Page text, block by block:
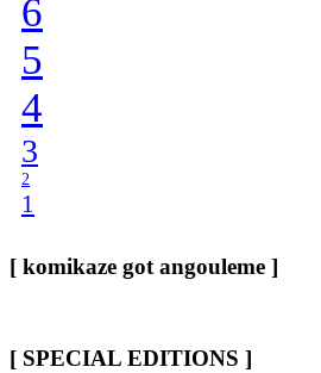
6
5
4
3
2
1
[ komikaze got angouleme ]
[ SPECIAL EDITIONS ]